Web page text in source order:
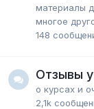
материалы
многое
148
Отзывы
о курсах и
2,1k